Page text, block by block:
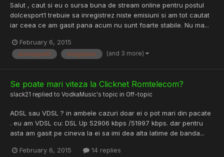
Salut , caut si eu o sursa buna de stream online pentru postul
dolcesport1 trebuie sa inregistrez niste emisiuni si am tot cautat
iar ceea ce am gasit pana acum nu sunt foarte stabile. Nu ma...
February 6, 2015
dolcesport1 inregistrez (and 3 more)
Se poate mari viteza la Clicknet Romtelecom?
slack21 replied to VodkaMusic's topic in Off-topic
ADSL sau VDSL ? in ambele cazuri doar ei o pot mari din pacate
. eu am VDSL cu: DSL Up 52906 kbps /51997 kbps. dar pentru
asta am gasit pe cineva la ei sa imi dea alta latime de banda...
February 6, 2015 14 replies